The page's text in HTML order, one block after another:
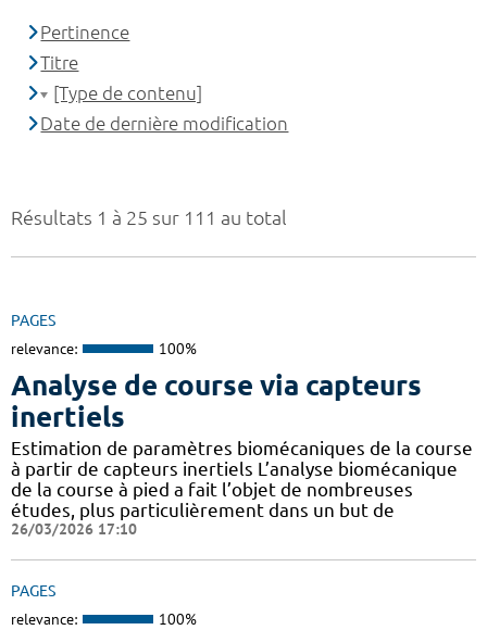
Résultats 1 à 25 sur 111 au total
PAGES
relevance: 100%
Analyse de course via capteurs
inertiels
Estimation de paramètres biomécaniques de la course
à partir de capteurs inertiels L’analyse biomécanique
de la course à pied a fait l’objet de nombreuses
études, plus particulièrement dans un but de
26/03/2026 17:10
PAGES
relevance: 100%
Pertinence
Titre
[Type de contenu]
Date de dernière modification